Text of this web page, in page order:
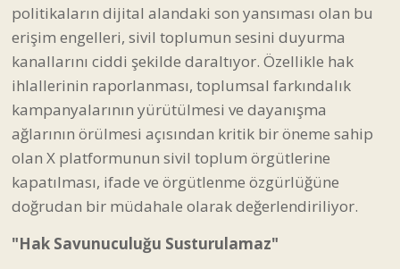
politikaların dijital alandaki son yansıması olan bu
erişim engelleri, sivil toplumun sesini duyurma
kanallarını ciddi şekilde daraltıyor. Özellikle hak
ihlallerinin raporlanması, toplumsal farkındalık
kampanyalarının yürütülmesi ve dayanışma
ağlarının örülmesi açısından kritik bir öneme sahip
olan X platformunun sivil toplum örgütlerine
kapatılması, ifade ve örgütlenme özgürlüğüne
doğrudan bir müdahale olarak değerlendiriliyor.
"Hak Savunuculuğu Susturulamaz"